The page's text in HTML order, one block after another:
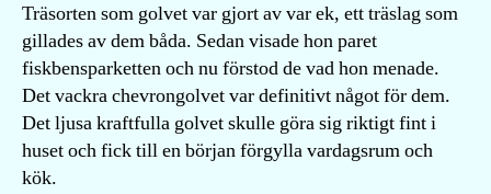
Träsorten som golvet var gjort av var ek, ett träslag som
gillades av dem båda. Sedan visade hon paret
fiskbensparketten och nu förstod de vad hon menade.
Det vackra chevrongolvet var definitivt något för dem.
Det ljusa kraftfulla golvet skulle göra sig riktigt fint i
huset och fick till en början förgylla vardagsrum och
kök.